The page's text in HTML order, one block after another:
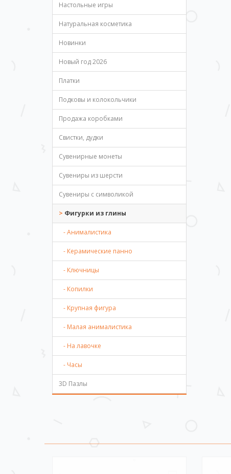
Настольные игры
Натуральная косметика
Новинки
Новый год 2026
Платки
Подковы и колокольчики
Продажа коробками
Свистки, дудки
Сувенирные монеты
Сувениры из шерсти
Сувениры с символикой
Фигурки из глины
- Анималистика
- Керамические панно
- Ключницы
- Копилки
- Крупная фигура
- Малая анималистика
- На лавочке
- Часы
3D Пазлы